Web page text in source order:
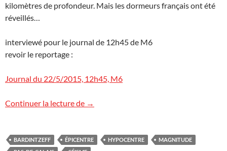
kilomètres de profondeur. Mais les dormeurs français ont été
réveillés…
interviewé pour le journal de 12h45 de M6
revoir le reportage :
Journal du 22/5/2015, 12h45, M6
Continuer la lecture de Séisme ressenti dans le Pas-de-Calais
→
BARDINTZEFF ÉPICENTRE HYPOCENTRE
MAGNITUDE